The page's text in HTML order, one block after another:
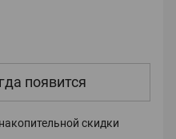
появится
скидки